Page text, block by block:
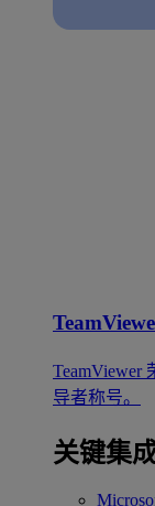
TeamViewer
导者称号。
关键集